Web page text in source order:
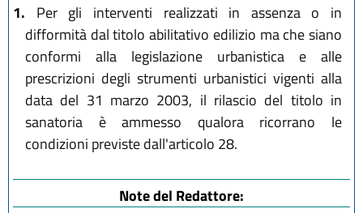
1. Per gli interventi realizzati in assenza o in
difformità dal titolo abilitativo edilizio ma che siano
conformi alla legislazione urbanistica e alle
prescrizioni degli strumenti urbanistici vigenti alla
data del 31 marzo 2003, il rilascio del titolo in
sanatoria è ammesso qualora ricorrano le
condizioni previste dall'articolo 28.
Note del Redattore: